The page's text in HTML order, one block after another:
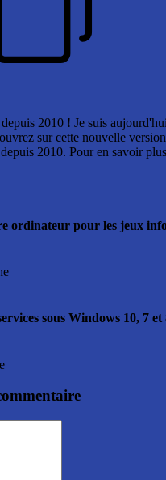
2010 ! Je suis
sur cette nouvelle
2010. Pour en savoir
ordinateur pour les jeux
sous Windows 10, 7